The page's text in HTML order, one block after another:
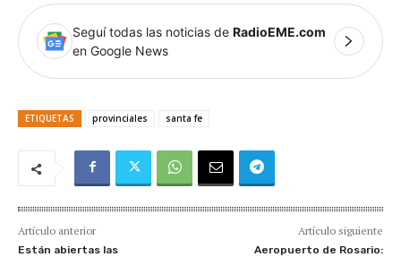
Seguí todas las noticias de RadioEME.com
en Google News
ETIQUETAS provinciales santa fe
Artículo anterior
Están abiertas las
Artículo siguiente
Aeropuerto de Rosario: